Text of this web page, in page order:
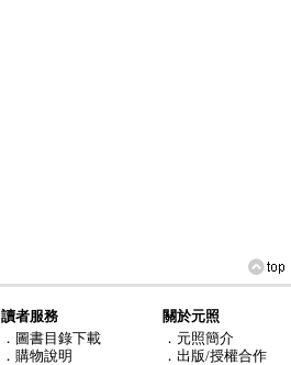
讀者服務
．圖書目錄下載
．購物說明
關於元照
．元照簡介
．出版/授權合作